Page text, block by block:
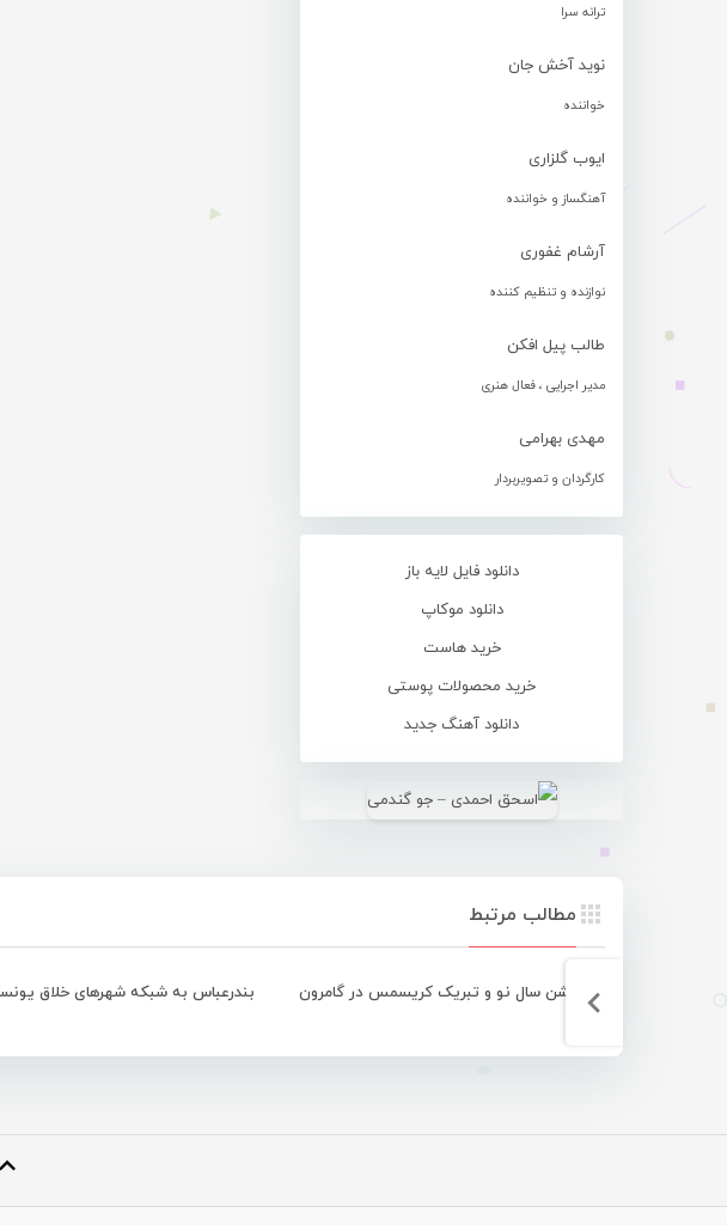
ترانه سرا
نوید آخش جان
خواننده
ایوب گلزاری
آهنگساز و خواننده
آرشام غفوری
نوازنده و تنظیم کننده
طالب پیل افکن
مدیر اجرایی ، فعال هنری
مهدی بهرامی
کارگردان و تصویربردار
دانلود فایل لایه باز
دانلود موکاپ
خرید هاست
خرید محصولات پوستی
دانلود آهنگ جدید
مطالب مرتبط
جشن سال نو و تبریک کریسمس در گامرون